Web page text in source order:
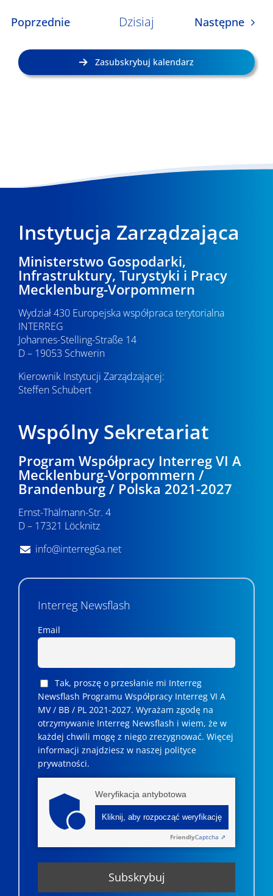
PoprzednieWydarzeniaDzisiaj Następne
Zasubskrybuj kalendarz
Instytucja Zarządzająca
Ministerstwo Gospodarki,
Infrastruktury, Turystyki i Pracy
Mecklenburg-Vorpommern
Wydział 430 Europejska współpraca terytorialna
INTERREG
Johannes-Stelling-Straße 14
D – 19053 Schwerin
Kierownik Instytucji Zarządzającej:
Steffen Schubert
Wspólny Sekretariat
Program Współpracy Interreg VI A
Mecklenburg-Vorpommern /
Brandenburg / Polska 2021-2027
Ernst-Thälmann-Str. 4
D – 17321 Löcknitz
info@interreg6a.net
Interreg Newsflash
Email
Tak, proszę o przesłanie mi Interreg
Newsflash Programu Współpracy Interreg VI A
MV / BB / PL 2021-2027. Wyrażam zgodę na
otrzymywanie Interreg Newsflash i wiem, że w
każdej chwili mogę z niego zrezygnować. ­­Więcej
informacji znajdziesz w naszej polityce
prywatności.
Weryfikacja antybotowa
Kliknij, aby rozpocząć weryfikację
FriendlyCaptcha ⇗